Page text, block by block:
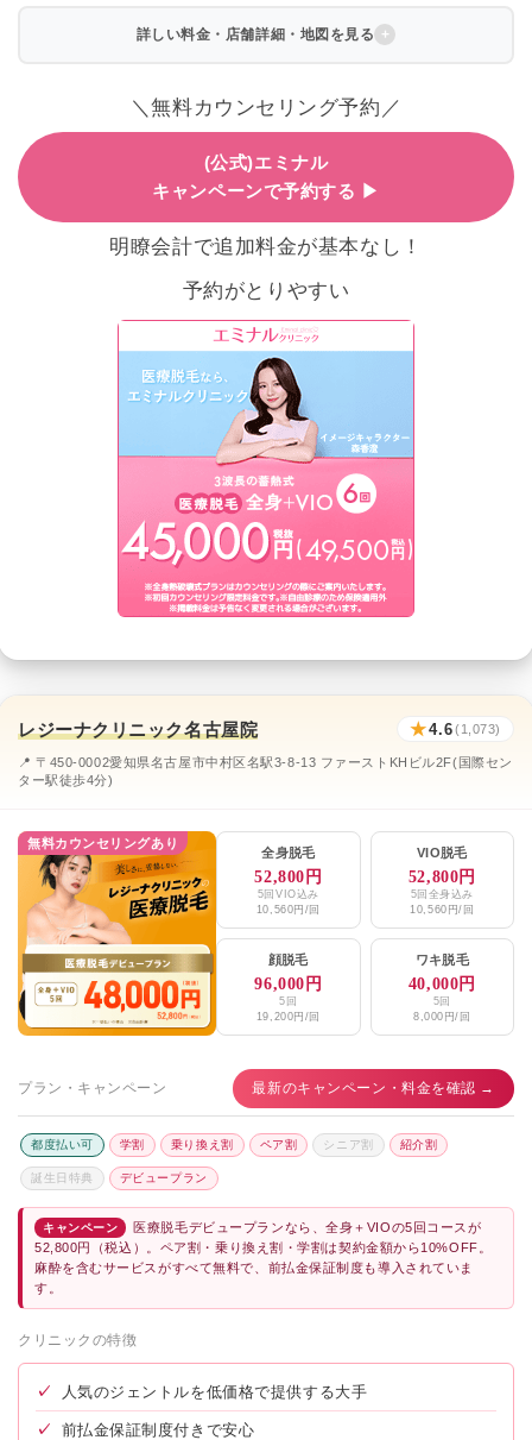
詳しい料金・店舗詳細・地図を見る
＼無料カウンセリング予約／
(公式)エミナル
キャンペーンで予約する ▶
明瞭会計で追加料金が基本なし！
予約がとりやすい
レジーナクリニック名古屋院 ★4.6(1,073)
📍 〒450-0002愛知県名古屋市中村区名駅3-8-13 ファーストKHビル2F(国際セン
ター駅徒歩4分)
無料カウンセリングあり
全身脱毛
52,800円
5回VIO込み
10,560円/回
VIO脱毛
52,800円
5回全身込み
10,560円/回
顔脱毛
96,000円
5回
19,200円/回
ワキ脱毛
40,000円
5回
8,000円/回
プラン・キャンペーン 最新のキャンペーン・料金を確認 →
都度払い可 学割 乗り換え割 ペア割 シニア割 紹介割
誕生日特典 デビュープラン
キャンペーン
医療脱毛デビュープランなら、全身＋VIOの5回コースが
52,800円（税込）。ペア割・乗り換え割・学割は契約金額から10%OFF。
麻酔を含むサービスがすべて無料で、前払金保証制度も導入されていま
す。
クリニックの特徴
✓ 人気のジェントルを低価格で提供する大手
✓ 前払金保証制度付きで安心